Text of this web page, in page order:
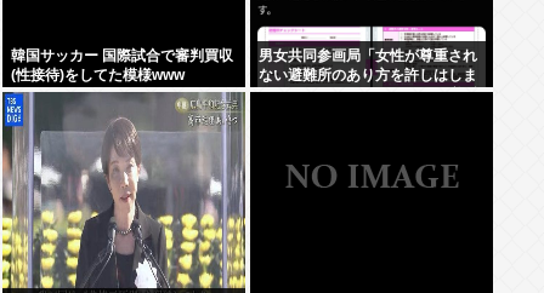
韓国サッカー 国際試合で審判買収
(性接待)をしてた模様www
男女共同参画局「女性が尊重され
ない避難所のあり方を許しはしま
せん、このチェックシートを必ず